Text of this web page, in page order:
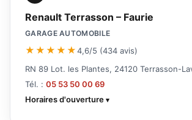
Renault Terrasson – Faurie
GARAGE AUTOMOBILE
★★★★★4,6/5 (434 avis)
RN 89 Lot. les Plantes, 24120 Terrasson-
Tél. : 05 53 50 00 69
Horaires d'ouverture